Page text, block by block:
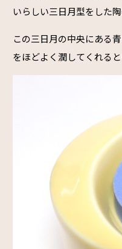
いらしい三日月型をした
この三日月の中央にある
をほどよく潤してくれると